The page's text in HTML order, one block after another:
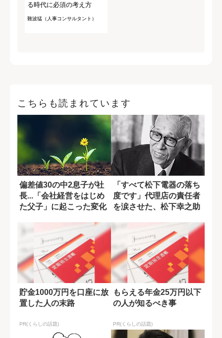
る時代に必須の考え方
難波猛（人事コンサルタント）
こちらも読まれています
偏差値30の中2息子が社
長...「会社経営をはじめ
た父子」に起こった変化
「すべて松下電器の落ち
度です」代理店の責任者
を涙させた、松下幸之助
貯金1000万円を口座に放
置した人の末路
PR(くらしの話題)
もらえる年金25万円以下
の人が知るべき事
PR(くらしの話題)